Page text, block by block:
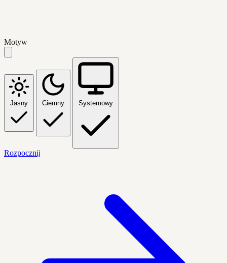
Motyw
Jasny Ciemny Systemowy
Rozpocznij